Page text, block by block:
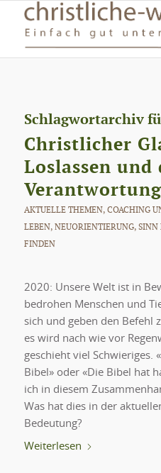
Schlagwortarchiv
Christlicher
Loslassen und
AKTUELLE THEMEN, COACHING
LEBEN, NEUORIENTIERUNG, SINN
FINDEN
2020: Unsere Welt ist in
bedrohen Menschen und
sich und geben den Befehl
es wird nach wie vor
geschieht viel Schwieriges.
Bibel» oder «Die Bibel hat
ich in diesem
Was hat dies in der
Bedeutung?
Weiterlesen